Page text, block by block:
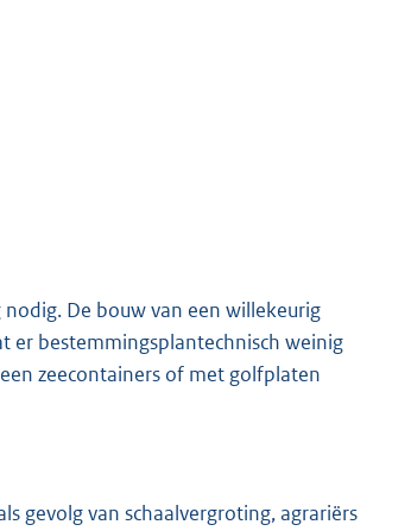
De bouw van een willekeurig
er bestemmingsplantechnisch weinig
zeecontainers of met golfplaten
gevolg van schaalvergroting, agrariërs